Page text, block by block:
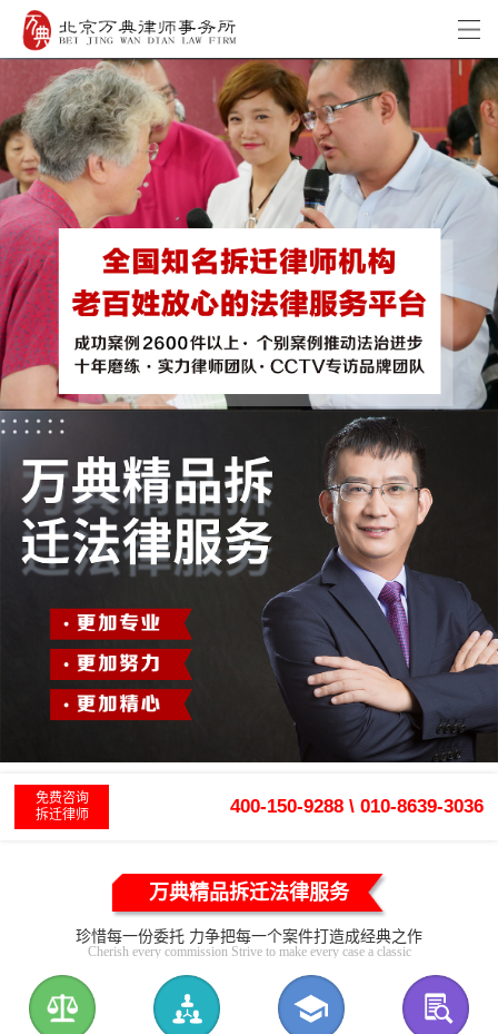
免费咨询
拆迁律师
400-150-9288 \ 010-8639-3036
万典精品拆迁法律服务
珍惜每一份委托 力争把每一个案件打造成经典之作
Cherish every commission Strive to make every case a classic